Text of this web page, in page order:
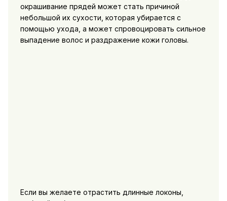
окрашивание прядей может стать причиной
небольшой их сухости, которая убирается с
помощью ухода, а может спровоцировать сильное
выпадение волос и раздражение кожи головы.
Если вы желаете отрастить длинные локоны,